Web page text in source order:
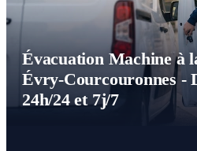
Évacuation Machine à
Évry-Courcouronnes -
24h/24 et 7j/7